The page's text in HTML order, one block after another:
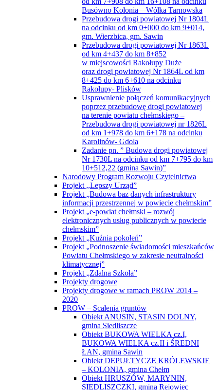
Busówno Kolonia—Wólka Tarnowska
Przebudowa drogi powiatowej Nr 1804L
na odcinku od km 0+000 do km 9+014,
gm. Wierzbica, gm. Sawin
Przebudowa drogi powiatowej Nr 1863L
od km 4+437 do km 8+852
w miejscowości Rakołupy Duże
oraz drogi powiatowej Nr 1864L od km
8+425 do km 6+610 na odcinku
Rakołupy- Plisków
Usprawnienie połączeń komunikacyjnych
poprzez przebudowę drogi powiatowej
na terenie powiatu chełmskiego –
Przebudowa drogi powiatowej nr 1826L
od km 1+978 do km 6+178 na odcinku
Karolinów- Gdola
Zadanie pn. ” Budowa drogi powiatowej
Nr 1730L na odcinku od km 7+795 do km
10+512,22 (gmina Sawin)”
Narodowy Program Rozwoju Czytelnictwa
Projekt ,,Lepszy Urząd”
Projekt „Budowa baz danych infrastruktury
informacji przestrzennej w powiecie chełmskim”
Projekt „e-powiat chełmski – rozwój
elektronicznych usług publicznych w powiecie
chełmskim”
Projekt „Kuźnia pokoleń”
Projekt „Podnoszenie świadomości mieszkańców
Powiatu Chełmskiego w zakresie neutralności
klimatycznej”
Projekt „Zdalna Szkoła”
Projekty drogowe
Projekty drogowe w ramach PROW 2014 –
2020
PROW – Scalenia gruntów
Obiekt ANUSIN, STASIN DOLNY,
gmina Siedliszcze
Obiekt BUKOWA WIELKA cz.I,
BUKOWA WIELKA cz.II i ŚREDNI
ŁAN, gmina Sawin
Obiekt DEPUŁTYCZE KRÓLEWSKIE
– KOLONIA, gmina Chełm
Obiekt HRUSZÓW, MARYNIN,
SIEDLISZCZKI, gmina Rejowiec